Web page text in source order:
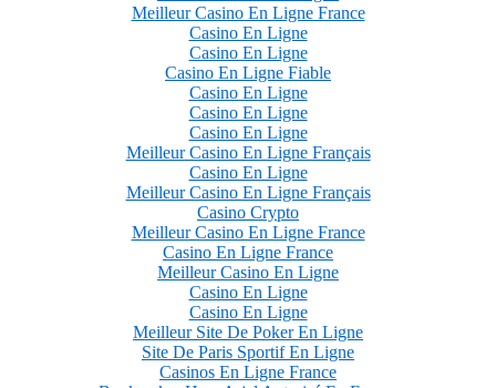
Meilleur Casino En Ligne France
Casino En Ligne
Casino En Ligne
Casino En Ligne Fiable
Casino En Ligne
Casino En Ligne
Casino En Ligne
Meilleur Casino En Ligne Français
Casino En Ligne
Meilleur Casino En Ligne Français
Casino Crypto
Meilleur Casino En Ligne France
Casino En Ligne France
Meilleur Casino En Ligne
Casino En Ligne
Casino En Ligne
Meilleur Site De Poker En Ligne
Site De Paris Sportif En Ligne
Casinos En Ligne France